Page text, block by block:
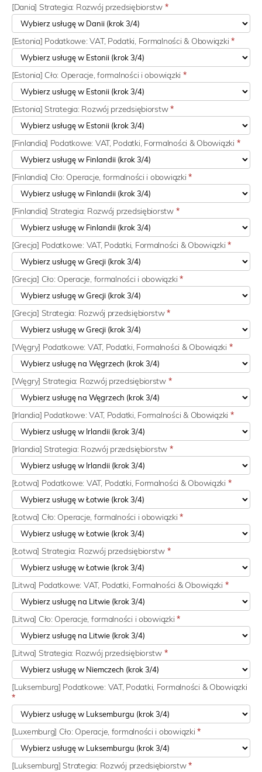
[Dania] Strategia: Rozwój przedsiębiorstw *
[Estonia] Podatkowe: VAT, Podatki, Formalności & Obowiązki*
[Estonia] Cło: Operacje, formalności i obowiązki *
[Estonia] Strategia: Rozwój przedsiębiorstw*
[Finlandia] Podatkowe: VAT, Podatki, Formalności & Obowiązki *
[Finlandia] Cło: Operacje, formalności i obowiązki*
[Finlandia] Strategia: Rozwój przedsiębiorstw *
[Grecja] Podatkowe: VAT, Podatki, Formalności & Obowiązki*
[Grecja] Cło: Operacje, formalności i obowiązki*
[Grecja] Strategia: Rozwój przedsiębiorstw*
[Węgry] Podatkowe: VAT, Podatki, Formalności & Obowiązki *
[Węgry] Strategia: Rozwój przedsiębiorstw *
[Irlandia] Podatkowe: VAT, Podatki, Formalności & Obowiązki *
[Irlandia] Strategia: Rozwój przedsiębiorstw *
[Łotwa] Podatkowe: VAT, Podatki, Formalności & Obowiązki *
[Łotwa] Cło: Operacje, formalności i obowiązki*
[Łotwa] Strategia: Rozwój przedsiębiorstw *
[Litwa] Podatkowe: VAT, Podatki, Formalności & Obowiązki *
[Litwa] Cło: Operacje, formalności i obowiązki*
[Litwa] Strategia: Rozwój przedsiębiorstw *
[Luksemburg] Podatkowe: VAT, Podatki, Formalności & Obowiązki
*
[Luxemburg] Cło: Operacje, formalności i obowiązki*
[Luksemburg] Strategia: Rozwój przedsiębiorstw*